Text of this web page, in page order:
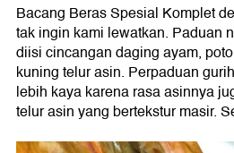
Bacang Beras Spesial Komplet
tak ingin kami lewatkan. Paduan
diisi cincangan daging ayam,
kuning telur asin. Perpaduan
lebih kaya karena rasa asinnya
telur asin yang bertekstur masir.